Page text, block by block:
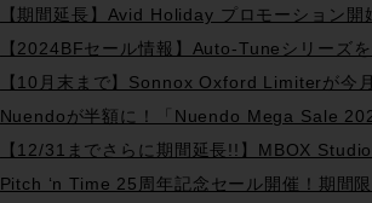
【期間延長】Avid Holiday プロモーション
【2024BFセール情報】Auto-Tuneシリーズ
【10月末まで】Sonnox Oxford Limiterが今
Nuendoが半額に！「Nuendo Mega Sale
【12/31までさらに期間延長!!】MBOX
Pitch ‘n Time 25周年記念セール開催！期間